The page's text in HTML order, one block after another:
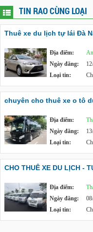
TIN RAO CÙNG LOẠI
Thuê xe du lịch tự lái Đà
Địa điểm:
Ngày đăng:
Loại tin:
chuyên cho thuê xe o tô
Địa điểm:
Ngày đăng:
Loại tin:
CHO THUÊ XE DU LỊCH -
Địa điểm:
Ngày đăng:
Loại tin: